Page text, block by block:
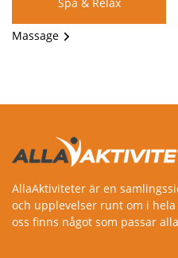
Motorsport
Företagsevent
Uppsala
Jönköping
Gävle
Norrköping
Massage
AllaAktiviteter är en
och upplevelser runt om i hela
oss finns något som passar